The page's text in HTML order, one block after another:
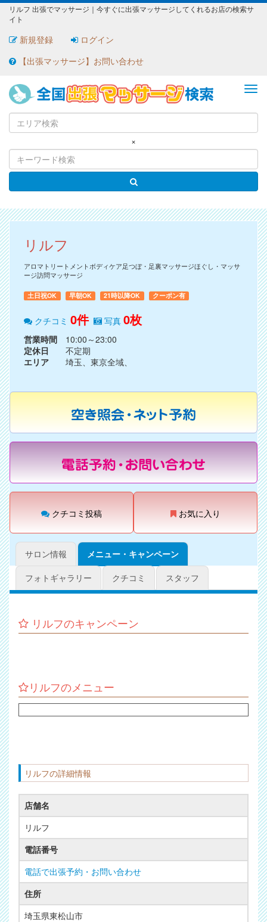
リルフ 出張でマッサージ｜今すぐに出張マッサージしてくれるお店の検索サ
イト
新規登録
ログイン
【出張マッサージ】お問い合わせ
×
リルフ
アロマトリートメントボディケア足つぼ・足裏マッサージほぐし・マッサ
ージ訪問マッサージ
土日祝OK 早朝OK 21時以降OK クーポン有
クチコミ 0件 写真 0枚
営業時間
10:00～23:00
定休日
不定期
エリア
埼玉、東京全域、
クチコミ投稿 お気に入り
サロン情報
メニュー・キャンペーン
フォトギャラリー
クチコミ スタッフ
リルフのキャンペーン
リルフのメニュー
リルフの詳細情報
店舗名
リルフ
電話番号
電話で出張予約・お問い合わせ
住所
埼玉県東松山市